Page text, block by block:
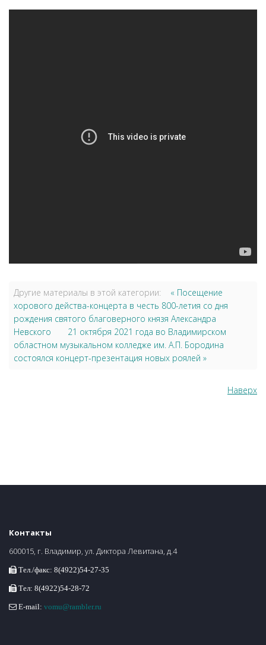
Другие материалы в этой категории:
« Посещение
хорового действа-концерта в честь 800-летия со дня
рождения святого благоверного князя Александра
Невского
21 октября 2021 года во Владимирском
областном музыкальном колледже им. А.П. Бородина
состоялся концерт-презентация новых роялей »
Наверх
Контакты
600015, г. Владимир, ул. Диктора Левитана, д.4
Тел./факс: 8(4922)54-27-35
Тел: 8(4922)54-28-72
E-mail: vomu@rambler.ru